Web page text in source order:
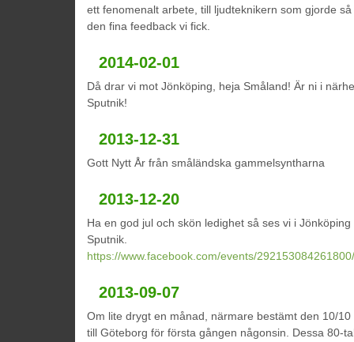
ett fenomenalt arbete, till ljudteknikern som gjorde
den fina feedback vi fick.
2014-02-01
Då drar vi mot Jönköping, heja Småland! Är ni i
Sputnik!
2013-12-31
Gott Nytt År från småländska gammelsyntharna
2013-12-20
Ha en god jul och skön ledighet så ses vi i
Sputnik.
https://www.facebook.com/events/292153084261800/
2013-09-07
Om lite drygt en månad, närmare bestämt den 10/
till Göteborg för första gången någonsin. Dessa 80-